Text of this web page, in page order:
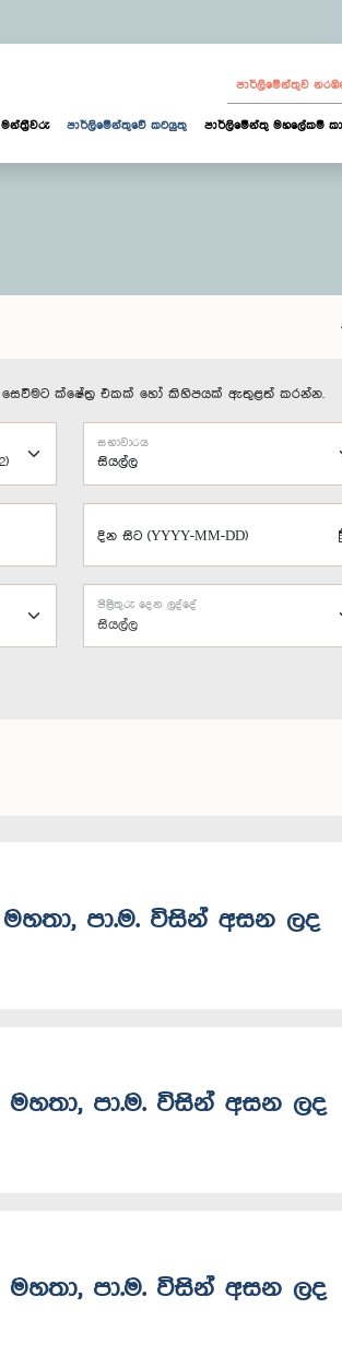
පාර්ලි‌මේන්තුව
පාර්ලිමේන්තුවේ කටයුතු පාර්ලිමේන්තු මහලේකම්
සෙවීමට ක්ෂේත්‍ර එකක් හෝ කිහිපයක් ඇතුළත් කරන්න.
සභාවාරය
දින සිට (YYYY-MM-DD)
සියල්ල
පිළිතුරු දෙන ලද්දේ
පා.ම. විසින් අසන ලද
මහතා, පා.ම. විසින් අසන ලද
මහතා, පා.ම. විසින් අසන ලද